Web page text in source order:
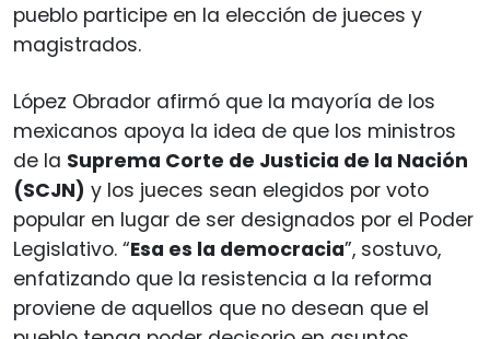
pueblo participe en la elección de jueces y
magistrados.
López Obrador afirmó que la mayoría de los
mexicanos apoya la idea de que los ministros
de la Suprema Corte de Justicia de la Nación
(SCJN) y los jueces sean elegidos por voto
popular en lugar de ser designados por el Poder
Legislativo. “Esa es la democracia”, sostuvo,
enfatizando que la resistencia a la reforma
proviene de aquellos que no desean que el